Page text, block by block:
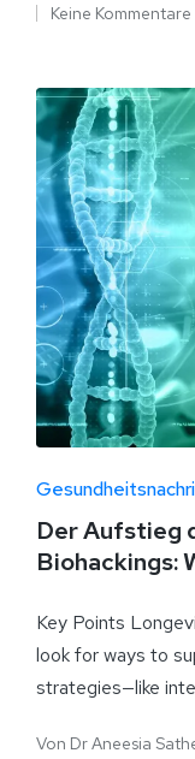
Keine Kommentare
Der Aufstieg
Biohackings:
Key Points
look for ways to
strategies—like
Von Dr Aneesia